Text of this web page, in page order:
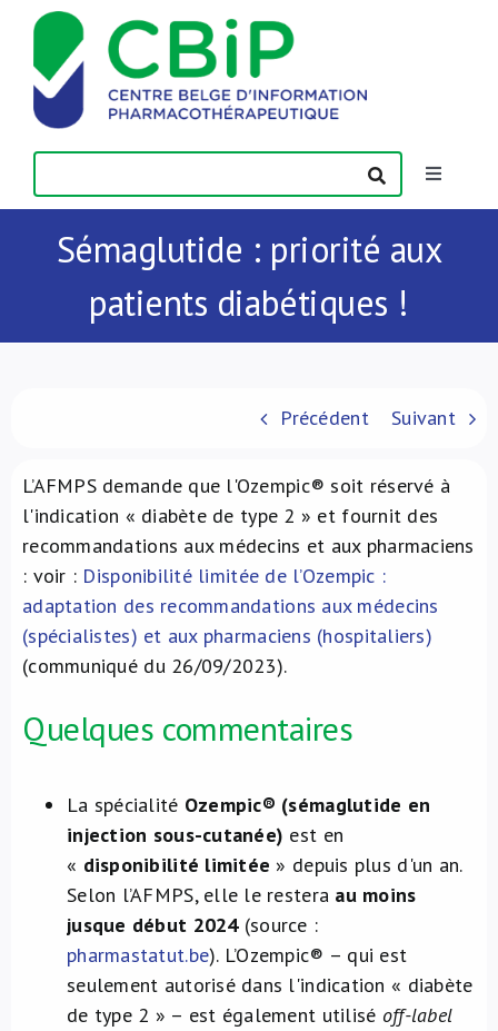
Passer
contenu
Toggle
Actualités
Publications
À propos de nous
NL
Sémaglutide : priorité aux
patients diabétiques !
Précédent Suivant
L’AFMPS demande que l'Ozempic® soit réservé à
l'indication « diabète de type 2 » et fournit des
recommandations aux médecins et aux pharmaciens
: voir : Disponibilité limitée de l’Ozempic :
adaptation des recommandations aux médecins
(spécialistes) et aux pharmaciens (hospitaliers)
(communiqué du 26/09/2023).
Quelques commentaires
La spécialité Ozempic® (sémaglutide en
injection sous-cutanée) est en
« disponibilité limitée » depuis plus d'un an.
Selon l’AFMPS, elle le restera au moins
jusque début 2024(source :
pharmastatut.be). L’Ozempic® – qui est
seulement autorisé dans l'indication « diabète
de type 2 » – est également utilisé off-label